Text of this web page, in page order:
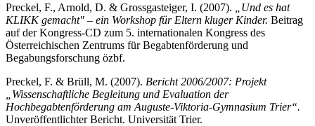
Preckel, F., Arnold, D. & Grossgasteiger, I. (2007).
„Und es hat
KLIKK gemacht" – ein Workshop für Eltern kluger Kinder. Beitrag
auf der Kongress-CD zum 5. internationalen Kongress des
Österreichischen Zentrums für Begabtenförderung und
Begabungsforschung özbf.
Preckel, F. & Brüll, M. (2007). Bericht 2006/2007: Projekt
„Wissenschaftliche Begleitung und Evaluation der
Hochbegabtenförderung am Auguste-Viktoria-Gymnasium Trier“.
Unveröffentlichter Bericht. Universität Trier.